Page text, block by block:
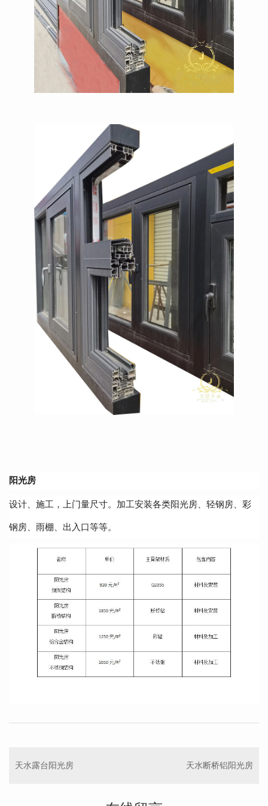
阳光房
设计、施工，上门量尺寸。加工安装各类阳光房、轻钢房、彩
钢房、雨棚、出入口等等。
天水露台阳光房 天水断桥铝阳光房